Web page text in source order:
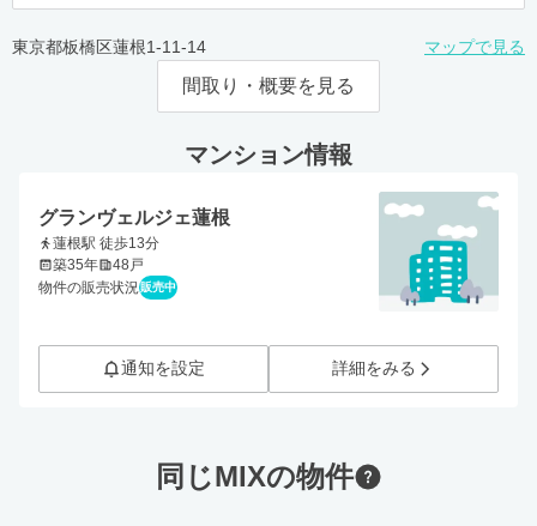
東京都板橋区蓮根1-11-14 マップで見る
間取り・概要を見る
マンション情報
グランヴェルジェ蓮根
蓮根駅 徒歩13分
築35年
48戸
物件の販売状況 販売中
通知を設定 詳細をみる
同じMIXの物件